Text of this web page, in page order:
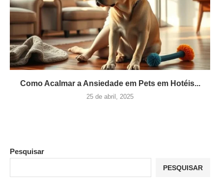
Como Acalmar a Ansiedade em Pets em Hotéis...
25 de abril, 2025
Pesquisar
PESQUISAR